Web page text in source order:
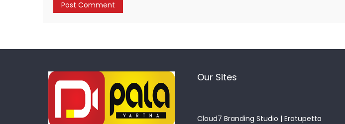
Our Sites
Cloud7 Branding Studio | Eratupetta